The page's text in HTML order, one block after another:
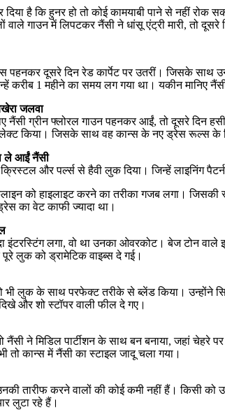
दिया है कि हुनर हो तो कोई कामयाबी पाने से नहीं
गाउन में लिपटकर नैंसी ने धांसू एंट्री मारी, तो
दूसरे दिन रेड कार्पेट पर उतरीं। जिसके साथ
करीब 1 महीने का समय लग गया था। यकीन मानिए
जलवा
नैंसी ग्रीन फ्लोरल गाउन पहनकर आईं, तो दूसरे दिन
किया। जिसके साथ वह कान्स के नए ड्रेस रूल्स के
ले आईं नैंसी
और पर्ल्स से हैवी लुक दिया। जिन्हें लाइनिंग
को हाइलाइट करने का तरीका गजब लगा। जिसकी
का वेट काफी ज्यादा था।
लगा, वो था उनका ओवरकोट। बेज टोन
लुक को ड्रामेटिक वाइब्स दे गई।
भी लुक के साथ परफेक्ट तरीके से ब्लेंड किया। उन्होंने
और शो स्टॉपर वाली फील दे गए।
ने मिडिल पार्टीशन के साथ बन बनाया, जहां
तो कान्स में नैंसी का स्टाइल जादू चला गया।
तारीफ करने वालों की कोई कमी नहीं हैं। किसी को
लुटा रहे हैं।